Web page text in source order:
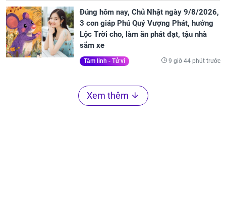
Đúng hôm nay, Chủ Nhật ngày 9/8/2026,
3 con giáp Phú Quý Vượng Phát, hưởng
Lộc Trời cho, làm ăn phát đạt, tậu nhà
sắm xe
Tâm linh - Tử vi 9 giờ 44 phút trước
Xem thêm